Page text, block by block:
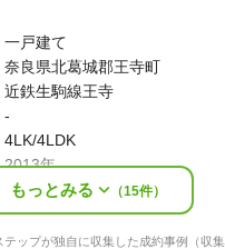
一戸建て
奈良県北葛城郡王寺町
近鉄生駒線王寺
-
4LK/4LDK
2013年
2024年8月
もっとみる （15件）
ップが独自に収集した成約事例（収